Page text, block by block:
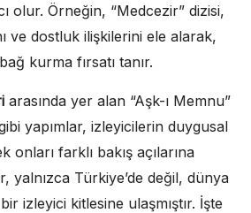
olur. Örneğin, “Medcezir” dizisi,
ve dostluk ilişkilerini ele alarak,
kurma fırsatı tanır.
arasında yer alan “Aşk-ı Memnu”
yapımlar, izleyicilerin duygusal
onları farklı bakış açılarına
yalnızca Türkiye’de değil, dünya
izleyici kitlesine ulaşmıştır. İşte